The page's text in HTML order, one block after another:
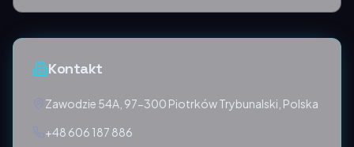
Kontakt
Zawodzie 54A, 97-300 Piotrków Trybunalski, Polska
+48 606 187 886